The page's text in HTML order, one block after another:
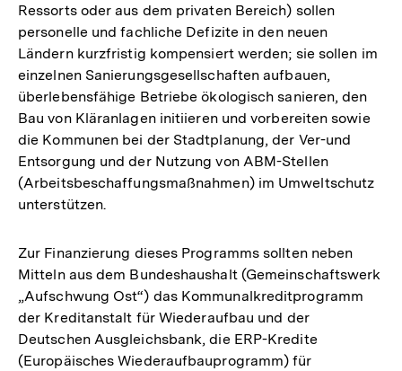
Ressorts oder aus dem privaten Bereich) sollen
personelle und fachliche Defizite in den neuen
Ländern kurzfristig kompensiert werden; sie sollen im
einzelnen Sanierungsgesellschaften aufbauen,
überlebensfähige Betriebe ökologisch sanieren, den
Bau von Kläranlagen initiieren und vorbereiten sowie
die Kommunen bei der Stadtplanung, der Ver-und
Entsorgung und der Nutzung von ABM-Stellen
(Arbeitsbeschaffungsmaßnahmen) im Umweltschutz
unterstützen.
Zur Finanzierung dieses Programms sollten neben
Mitteln aus dem Bundeshaushalt (Gemeinschaftswerk
„Aufschwung Ost“) das Kommunalkreditprogramm
der Kreditanstalt für Wiederaufbau und der
Deutschen Ausgleichsbank, die ERP-Kredite
(Europäisches Wiederaufbauprogramm) für